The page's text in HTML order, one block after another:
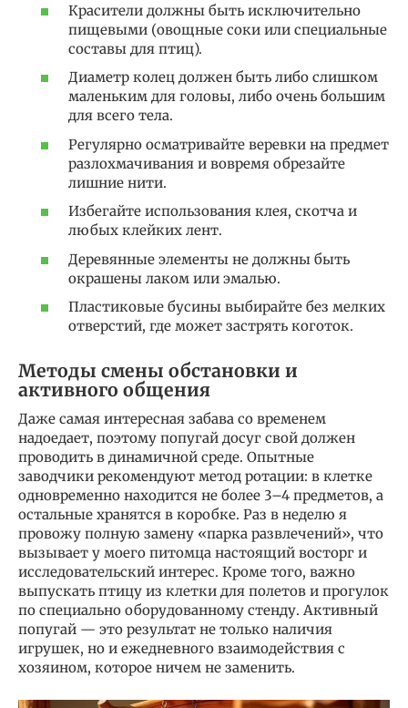
Красители должны быть исключительно
пищевыми (овощные соки или специальные
составы для птиц).
Диаметр колец должен быть либо слишком
маленьким для головы, либо очень большим
для всего тела.
Регулярно осматривайте веревки на предмет
разлохмачивания и вовремя обрезайте
лишние нити.
Избегайте использования клея, скотча и
любых клейких лент.
Деревянные элементы не должны быть
окрашены лаком или эмалью.
Пластиковые бусины выбирайте без мелких
отверстий, где может застрять коготок.
Методы смены обстановки и
активного общения
Даже самая интересная забава со временем
надоедает, поэтому попугай досуг свой должен
проводить в динамичной среде. Опытные
заводчики рекомендуют метод ротации: в клетке
одновременно находится не более 3–4 предметов, а
остальные хранятся в коробке. Раз в неделю я
провожу полную замену «парка развлечений», что
вызывает у моего питомца настоящий восторг и
исследовательский интерес. Кроме того, важно
выпускать птицу из клетки для полетов и прогулок
по специально оборудованному стенду. Активный
попугай — это результат не только наличия
игрушек, но и ежедневного взаимодействия с
хозяином, которое ничем не заменить.